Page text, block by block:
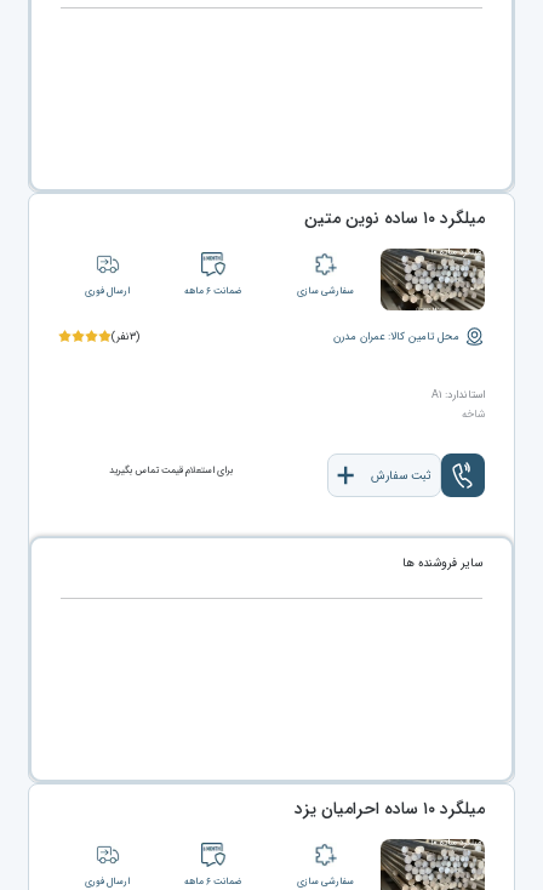
میلگرد ۱۰ ساده نوین متین
سفارشی سازی ضمانت ۶ ماهه ارسال فوری
محل تامین کالا: عمران مدرن (۳نفر)
استاندارد: A۱
شاخه
ثبت سفارش برای استعلام قیمت تماس بگیرید
سایر فروشنده ها
میلگرد ۱۰ ساده احرامیان یزد
سفارشی سازی ضمانت ۶ ماهه ارسال فوری